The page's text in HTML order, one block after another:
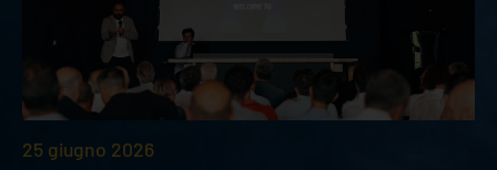
25 giugno 2026